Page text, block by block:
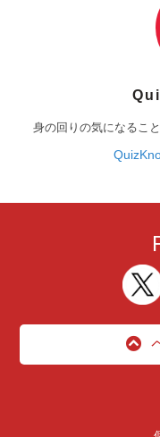
身の回りの気になるこ